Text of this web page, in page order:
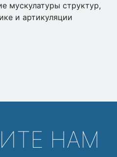
мускулатуры структур,
и артикуляции
НАМ